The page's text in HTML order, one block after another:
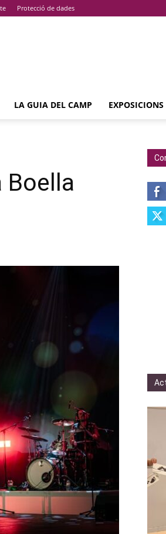
Protecció de dades
LA GUIA DEL CAMP EXPOSICIONS
Boella